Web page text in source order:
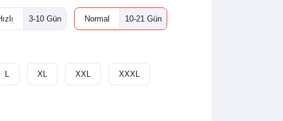
3-10 Gün Normal 10-21 Gün
L XL XXL XXXL